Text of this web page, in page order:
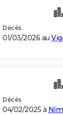
Décès
01/03/2026 au
Décès
04/02/2025 à